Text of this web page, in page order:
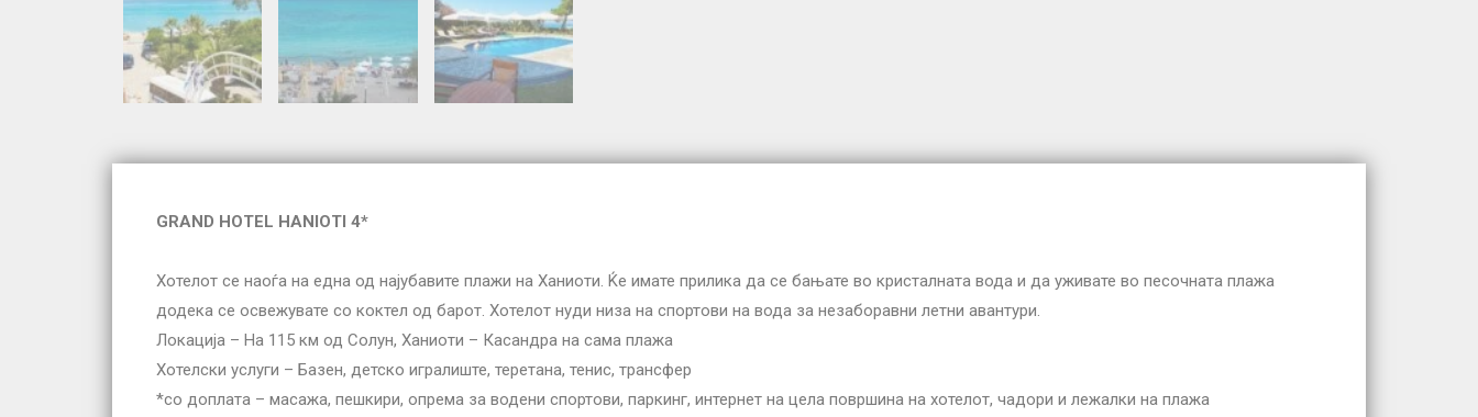
GRAND HOTEL HANIOTI 4*
Хотелот се наоѓа на една од најубавите плажи на Ханиоти. Ќе имате прилика да се бањате во кристалната вода и да уживате во песочната плажа
додека се освежувате со коктел од барот. Хотелот нуди низа на спортови на вода за незаборавни летни авантури.
Локација – На 115 км од Солун, Ханиоти – Касандра на сама плажа
Хотелски услуги – Базен, детско игралиште, теретана, тенис, трансфер
*со доплата – масажа, пешкири, опрема за водени спортови, паркинг, интернет на цела површина на хотелот, чадори и лежалки на плажа